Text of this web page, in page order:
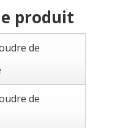
produit
de
de